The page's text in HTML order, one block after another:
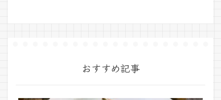
おすすめ記事